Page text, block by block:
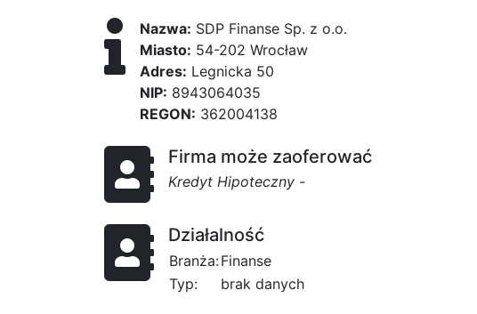
Nazwa: SDP Finanse Sp. z o.o.
Miasto: 54-202 Wrocław
Adres: Legnicka 50
NIP: 8943064035
REGON: 362004138
Firma może zaoferować
Kredyt Hipoteczny -
Działalność
Branża:Finanse
Typ:
brak danych